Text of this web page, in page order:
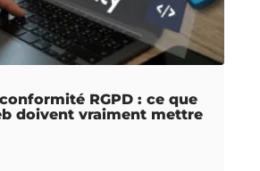
RGPD : ce que
doivent vraiment mettre